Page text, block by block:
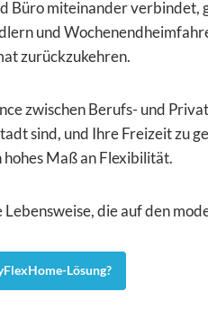
Büro miteinander
und
zurückzukehren.
zwischen Berufs- und
sind, und Ihre Freizeit zu
Maß an Flexibilität.
die auf den
Lösung?